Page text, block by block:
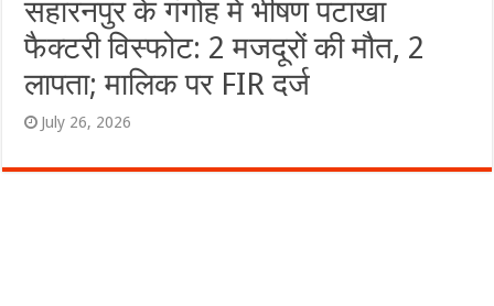
सहारनपुर के गंगोह में भीषण पटाखा
फैक्टरी विस्फोट: 2 मजदूरों की मौत, 2
लापता; मालिक पर FIR दर्ज
July 26, 2026